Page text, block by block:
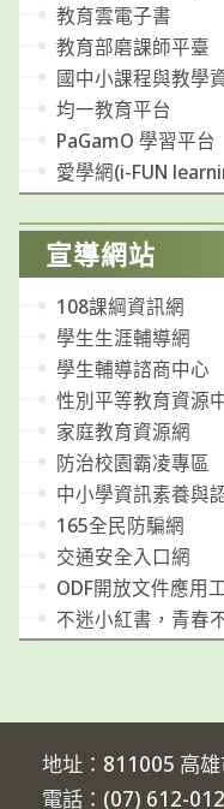
教育雲電子書
教育部磨課師平臺
國中小課程與教學
均一教育平台
PaGamO 學習平台
愛學網(i-FUN
宣導網站
108課綱資訊網
學生生涯輔導網
學生輔導諮商中心
性別平等教育資源
家庭教育資源網
防治校園霸凌專區
中小學資訊素養與
165全民防騙網
交通安全入口網
ODF開放文件應用
不迷小紅書，青春
地址：811005 高
電話：(07) 612-